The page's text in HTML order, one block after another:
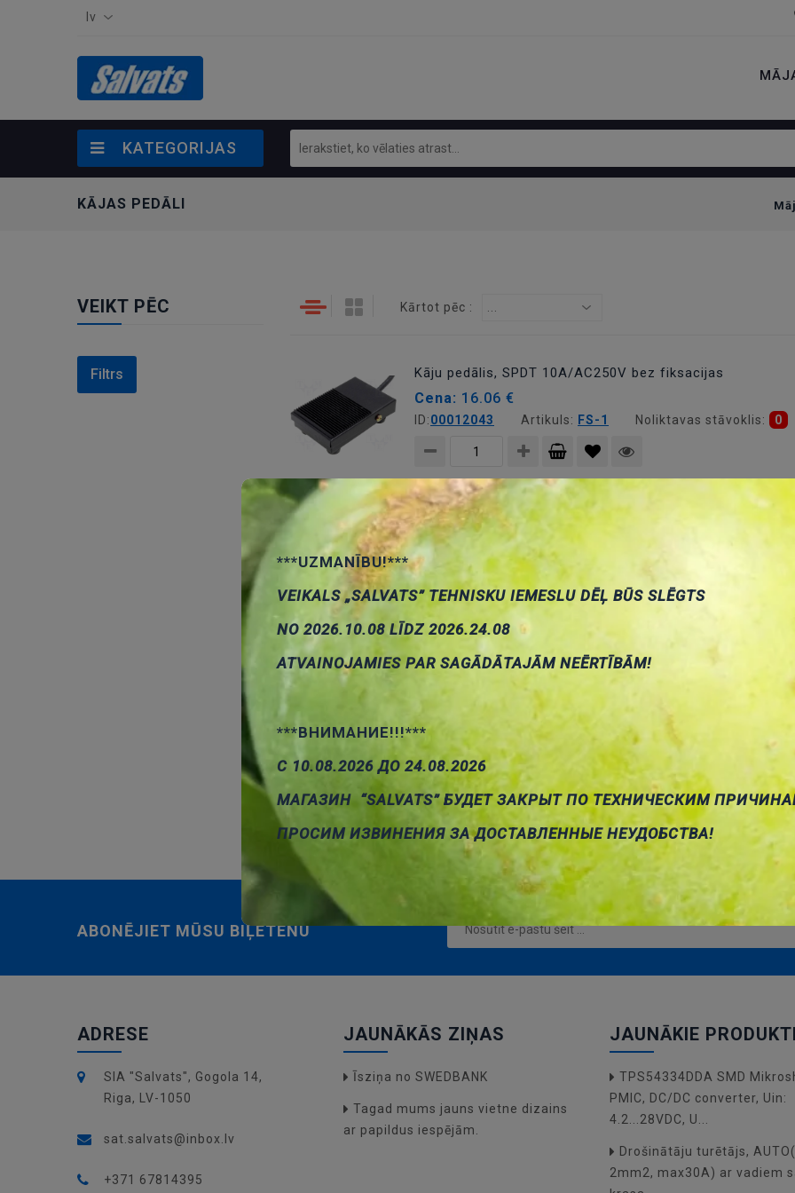
lv
KATEGORIJAS
KĀJAS PEDĀLI
VEIKT PĒC
Filtrs
Kārtot pēc :
Kāju pedālis, SPDT 10A/AC250V bez fiksacijas
Cena: 16.06 €
ID:00012043 Artikuls: FS-1 Noliktavas stāvoklis: 0
Pievienot
grozam
Kāju pedālis, SPDT, 10A/AC250V, bez fiksacijas
Cena:13.16 €
ID:00012373
Pievienot
grozam
Kāju pedālis, SPDT, ON-(ON), 10A/250VAC, bez fiksacījas
Cena: 18.00 €
ID: Artikuls: TFS-101
Pievienot
grozam
ABONĒJIET MŪSU BIĻETENU
ADRESE
SIA "Salvats", Gogola 14,
Riga, LV-1050
sat.salvats@inbox.lv
+371 67814395
JAUNĀKĀS ZIŅAS
Īsziņa no SWEDBANK
Tagad mums jauns vietne dizains
ar papildus iespējām.
JAUNĀKIE
TPS54334DDA SMD
PMIC, DC/DC converter, Uin:
4.2...28VDC, U...
Drošinātāju turētājs,
2mm2, max30A) ar vadiem
***UZMANĪBU!***
VEIKALS „SALVATS” TEHNISKU IEMESLU DĒĻ BŪS SLĒGTS
NO 2026.10.08 LĪDZ 2026.24.08
ATVAINOJAMIES PAR SAGĀDĀTAJĀM NEĒRTĪBĀM!
***ВНИМАНИЕ!!!***
С 10.08.2026 ДО 24.08.2026
МАГАЗИН “SALVATS” БУДЕТ ЗАКРЫТ ПО ТЕХНИЧЕСКИМ
ПРОСИМ ИЗВИНЕНИЯ ЗА ДОСТАВЛЕННЫЕ НЕУДОБСТВА!